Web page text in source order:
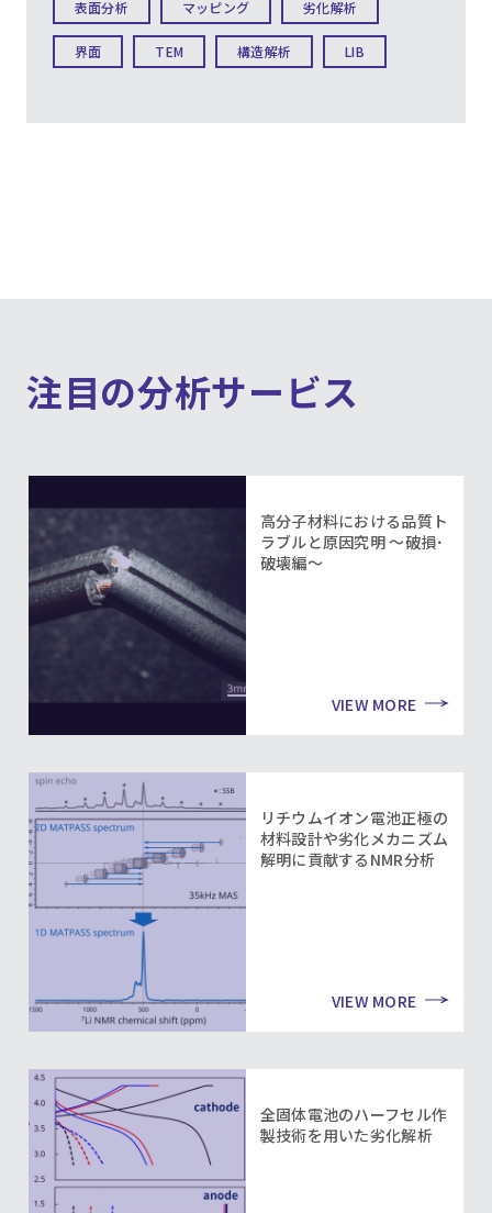
表面分析 マッピング 劣化解析
界面 TEM 構造解析 LIB
注目の分析サービス
高分子材料における品質ト
ラブルと原因究明 ～破損･
破壊編～
VIEW MORE
リチウムイオン電池正極の
材料設計や劣化メカニズム
解明に貢献するNMR分析
VIEW MORE
全固体電池のハーフセル作
製技術を用いた劣化解析